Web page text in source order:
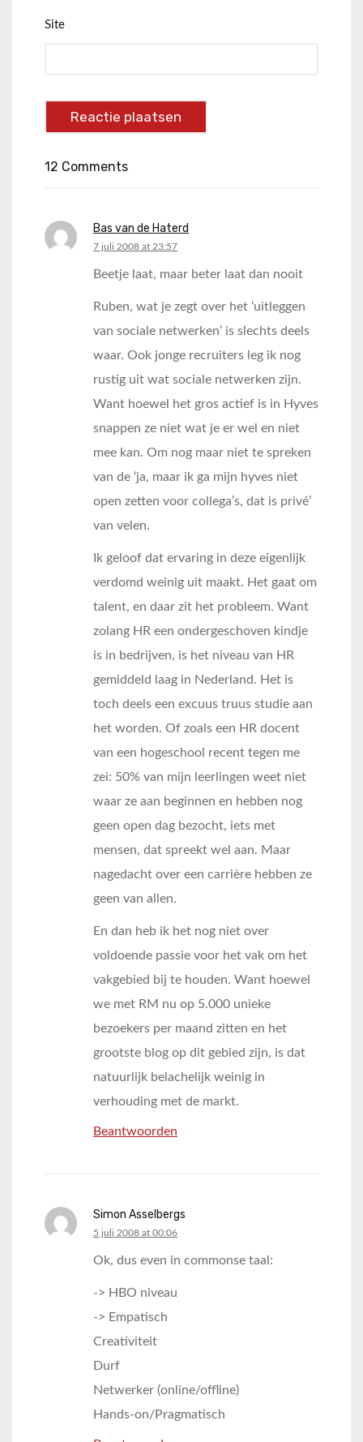
Site
12 Comments
Bas van de Haterd
says:
7 juli 2008 at 23:57
Beetje laat, maar beter laat dan nooit
Ruben, wat je zegt over het ‘uitleggen
van sociale netwerken’ is slechts deels
waar. Ook jonge recruiters leg ik nog
rustig uit wat sociale netwerken zijn.
Want hoewel het gros actief is in Hyves
snappen ze niet wat je er wel en niet
mee kan. Om nog maar niet te spreken
van de ‘ja, maar ik ga mijn hyves niet
open zetten voor collega’s, dat is privé’
van velen.
Ik geloof dat ervaring in deze eigenlijk
verdomd weinig uit maakt. Het gaat om
talent, en daar zit het probleem. Want
zolang HR een ondergeschoven kindje
is in bedrijven, is het niveau van HR
gemiddeld laag in Nederland. Het is
toch deels een excuus truus studie aan
het worden. Of zoals een HR docent
van een hogeschool recent tegen me
zei: 50% van mijn leerlingen weet niet
waar ze aan beginnen en hebben nog
geen open dag bezocht, iets met
mensen, dat spreekt wel aan. Maar
nagedacht over een carrière hebben ze
geen van allen.
En dan heb ik het nog niet over
voldoende passie voor het vak om het
vakgebied bij te houden. Want hoewel
we met RM nu op 5.000 unieke
bezoekers per maand zitten en het
grootste blog op dit gebied zijn, is dat
natuurlijk belachelijk weinig in
verhouding met de markt.
Beantwoorden
Simon Asselbergs
says:
5 juli 2008 at 00:06
Ok, dus even in commonse taal:
-> HBO niveau
-> Empatisch
Creativiteit
Durf
Netwerker (online/offline)
Hands-on/Pragmatisch